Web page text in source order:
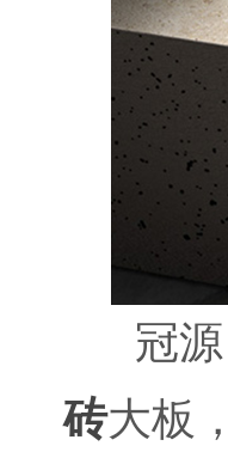
冠源
砖大板